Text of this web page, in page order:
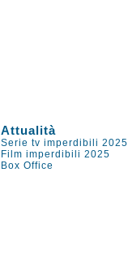
Attualità
Serie tv imperdibili 2025
Film imperdibili 2025
Box Office